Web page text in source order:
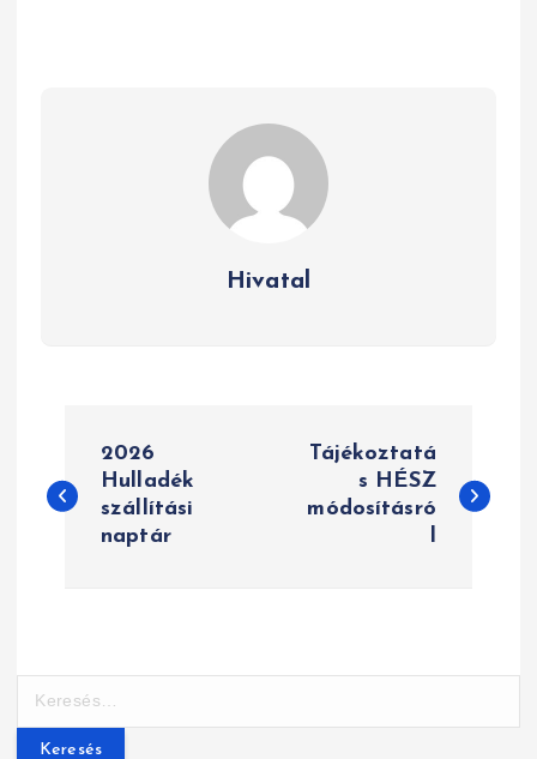
Hivatal
e
y
z
2026
Hulladék
szállítási
naptár
Tájékoztatá
s HÉSZ
módosításró
l